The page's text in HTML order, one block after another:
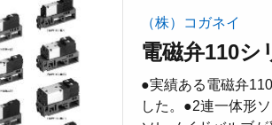
（株）コガネイ
電磁弁110シ
●実績ある電磁弁
した。●2連一体形